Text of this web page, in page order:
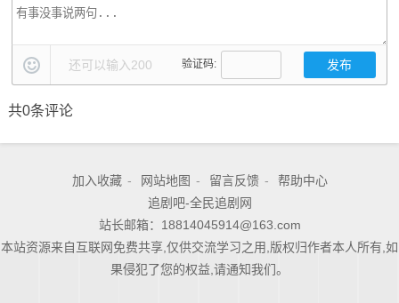
还可以输入200 验证码:
共0条评论
加入收藏 - 网站地图 - 留言反馈 -
帮助中心
追剧吧-全民追剧网
站长邮箱：18814045914@163.com
本站资源来自互联网免费共享,仅供交流学习之用,版权归作者本人所有,如
果侵犯了您的权益,请通知我们。